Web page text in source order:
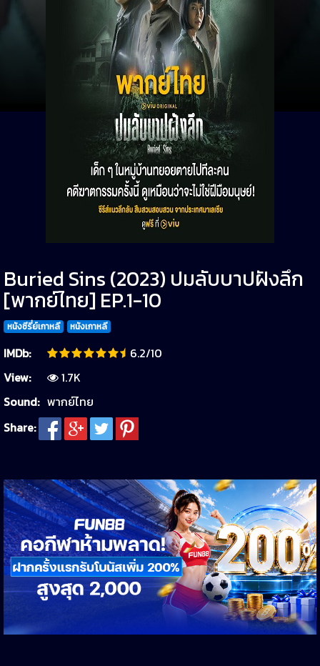
Buried Sins (2023) ปมลับบาปฝังลึก
[พากย์ไทย] EP.1-10
หนังซีรี่ย์เกาหลี หนังเกาหลี
IMDb:
6.2/10
View:
1.7K
Sound: พากย์ไทย
Share: